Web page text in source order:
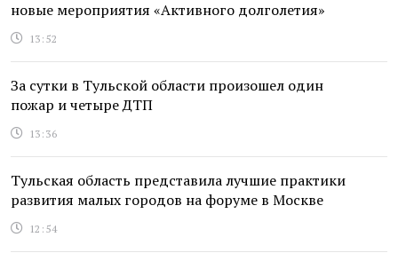
новые мероприятия «Активного долголетия»
13:52
За сутки в Тульской области произошел один
пожар и четыре ДТП
13:36
Тульская область представила лучшие практики
развития малых городов на форуме в Москве
12:54